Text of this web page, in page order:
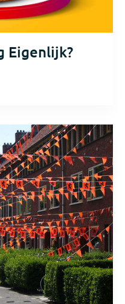
Eigenlijk?